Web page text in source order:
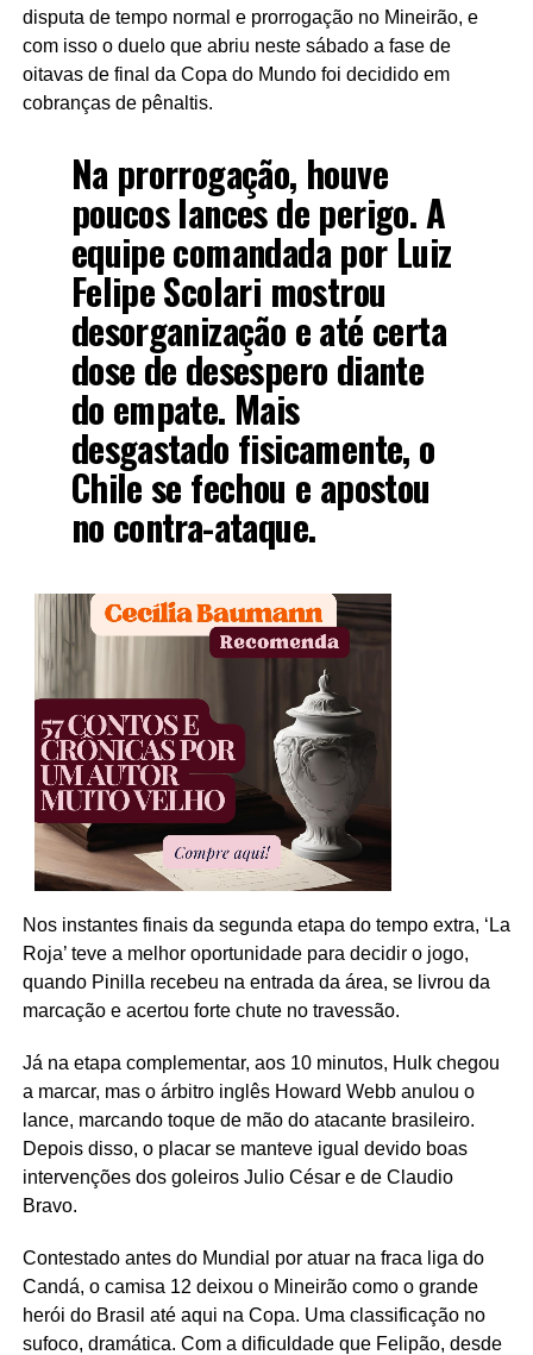
disputa de tempo normal e prorrogação no Mineirão, e
com isso o duelo que abriu neste sábado a fase de
oitavas de final da Copa do Mundo foi decidido em
cobranças de pênaltis.
Na prorrogação, houve
poucos lances de perigo. A
equipe comandada por Luiz
Felipe Scolari mostrou
desorganização e até certa
dose de desespero diante
do empate. Mais
desgastado fisicamente, o
Chile se fechou e apostou
no contra-ataque.
Nos instantes finais da segunda etapa do tempo extra, ‘La
Roja’ teve a melhor oportunidade para decidir o jogo,
quando Pinilla recebeu na entrada da área, se livrou da
marcação e acertou forte chute no travessão.
Já na etapa complementar, aos 10 minutos, Hulk chegou
a marcar, mas o árbitro inglês Howard Webb anulou o
lance, marcando toque de mão do atacante brasileiro.
Depois disso, o placar se manteve igual devido boas
intervenções dos goleiros Julio César e de Claudio
Bravo.
Contestado antes do Mundial por atuar na fraca liga do
Candá, o camisa 12 deixou o Mineirão como o grande
herói do Brasil até aqui na Copa. Uma classificação no
sufoco, dramática. Com a dificuldade que Felipão, desde